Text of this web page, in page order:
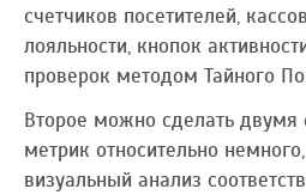
счетчиков посетителей,
лояльности, кнопок
проверок методом Тайного
Второе можно сделать двумя
метрик относительно
визуальный анализ